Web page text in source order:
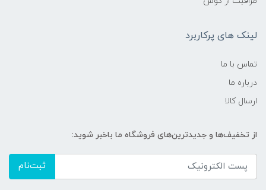
لینک های پرکاربرد
تماس با ما
درباره ما
ارسال کالا
از تخفیف‌ها و جدیدترین‌های فروشگاه ما باخبر شوید:
ثبت‌نام